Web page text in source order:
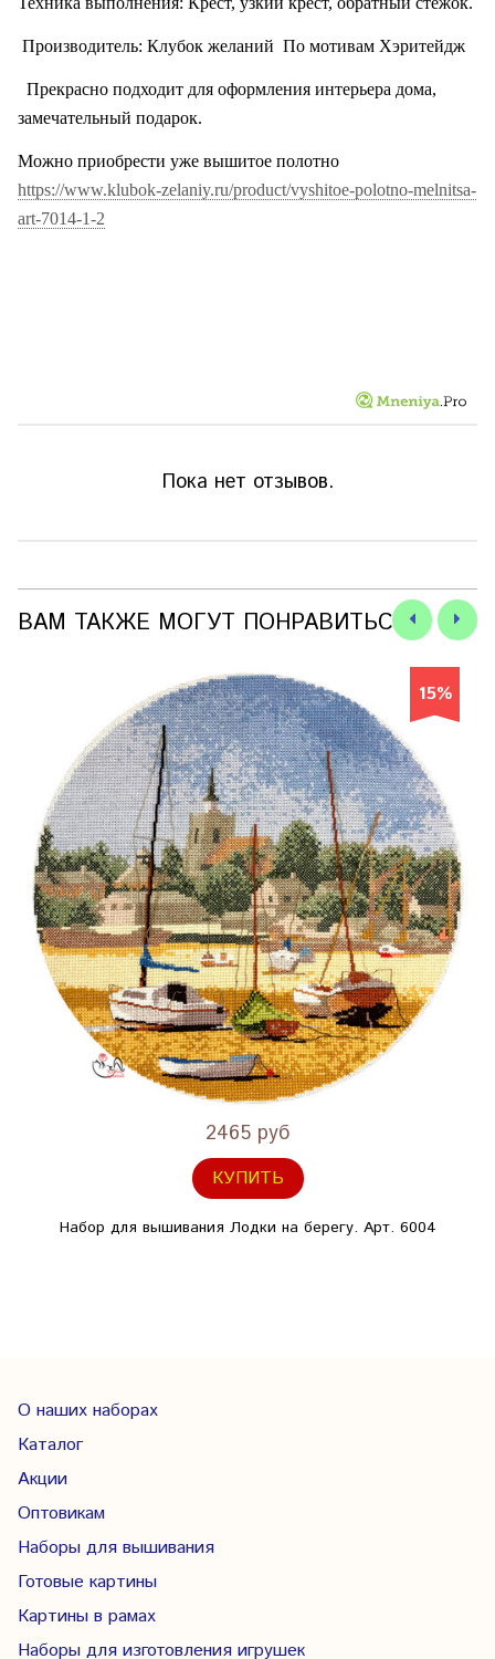
Производитель: Клубок желаний По мотивам Хэритейдж
Прекрасно подходит для оформления интерьера дома,
замечательный подарок.
Можно приобрести уже вышитое полотно
https://www.klubok-zelaniy.ru/product/vyshitoe-polotno-melnitsa-
art-7014-1-2
Пока нет отзывов.
ВАМ ТАКЖЕ МОГУТ ПОНРАВИТЬСЯ
15%
2465 руб
КУПИТЬ
Набор для вышивания Лодки на берегу. Арт. 6004
О наших наборах
Каталог
Акции
Оптовикам
Наборы для вышивания
Готовые картины
Картины в рамах
Наборы для изготовления игрушек